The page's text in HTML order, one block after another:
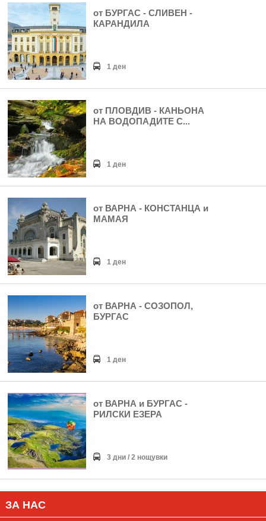
от БУРГАС - СЛИВЕН -
КАРАНДИЛА
1 ден
от ПЛОВДИВ - КАНЬОНА
НА ВОДОПАДИТЕ С...
1 ден
от ВАРНА - КОНСТАНЦА и
МАМАЯ
1 ден
от ВАРНА - СОЗОПОЛ,
БУРГАС
1 ден
от ВАРНА и БУРГАС -
РИЛСКИ ЕЗЕРА
3 дни / 2 нощувки
ЗА НАС